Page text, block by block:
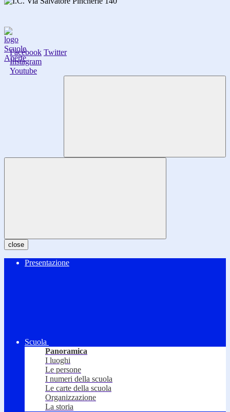
Facebook Twitter
Instagram
Youtube
close
Presentazione
Scuola
Panoramica
I luoghi
Le persone
I numeri della scuola
Le carte della scuola
Organizzazione
La storia